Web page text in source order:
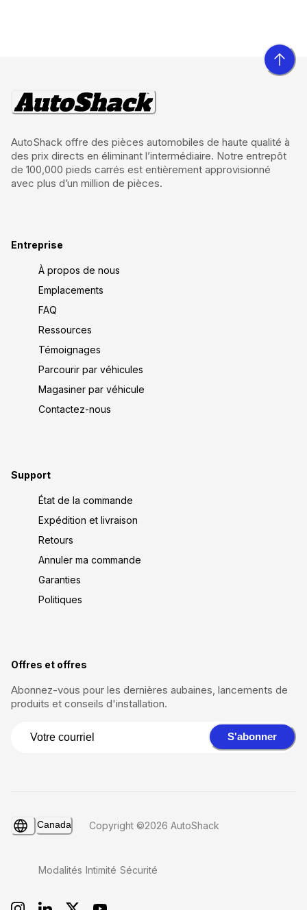
AutoShack offre des pièces automobiles de haute qualité à
des prix directs en éliminant l’intermédiaire. Notre entrepôt
de 100,000 pieds carrés est entièrement approvisionné
avec plus d’un million de pièces.
Entreprise
À propos de nous
Emplacements
FAQ
Ressources
Témoignages
Parcourir par véhicules
Magasiner par véhicule
Contactez-nous
Support
État de la commande
Expédition et livraison
Retours
Annuler ma commande
Garanties
Politiques
Offres et offres
Abonnez-vous pour les dernières aubaines, lancements de
produits et conseils d'installation.
S'abonner
Canada Copyright ©2026 AutoShack
Modalités Intimité Sécurité